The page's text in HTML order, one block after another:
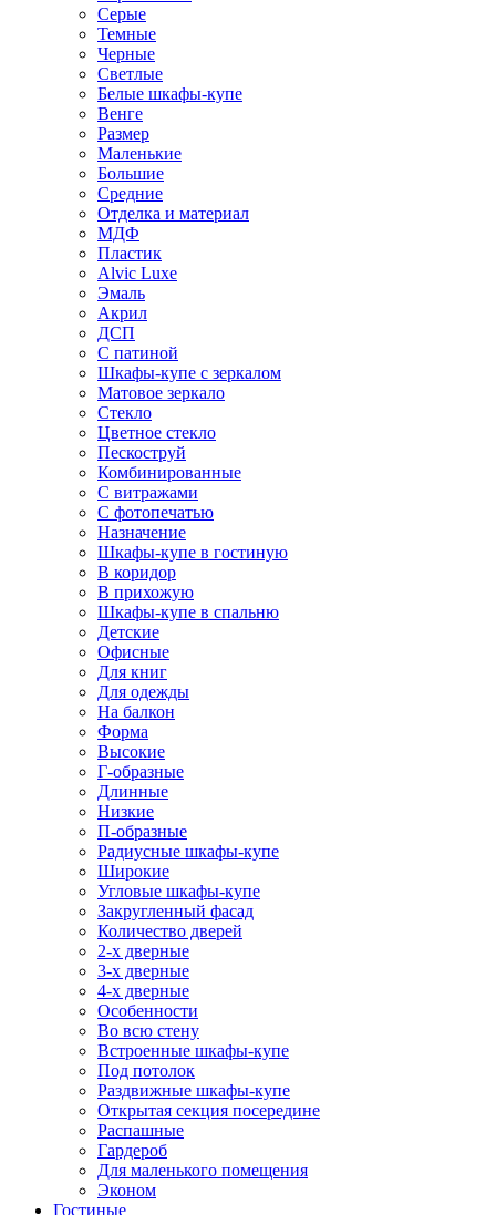
Серые
Темные
Черные
Светлые
Белые шкафы-купе
Венге
Размер
Маленькие
Большие
Средние
Отделка и материал
МДФ
Пластик
Alvic Luxe
Эмаль
Акрил
ДСП
С патиной
Шкафы-купе с зеркалом
Матовое зеркало
Стекло
Цветное стекло
Пескоструй
Комбинированные
С витражами
С фотопечатью
Назначение
Шкафы-купе в гостиную
В коридор
В прихожую
Шкафы-купе в спальню
Детские
Офисные
Для книг
Для одежды
На балкон
Форма
Высокие
Г-образные
Длинные
Низкие
П-образные
Радиусные шкафы-купе
Широкие
Угловые шкафы-купе
Закругленный фасад
Количество дверей
2-х дверные
3-х дверные
4-х дверные
Особенности
Во всю стену
Встроенные шкафы-купе
Под потолок
Раздвижные шкафы-купе
Открытая секция посередине
Распашные
Гардероб
Для маленького помещения
Эконом
Гостиные